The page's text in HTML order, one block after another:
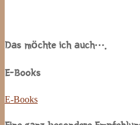
Das möchte ich auch….
E-Books
E-Books